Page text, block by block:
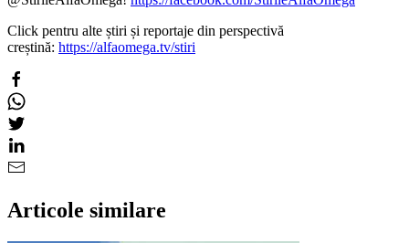
Click pentru alte știri și reportaje din perspectivă
creștină: https://alfaomega.tv/stiri
Articole similare